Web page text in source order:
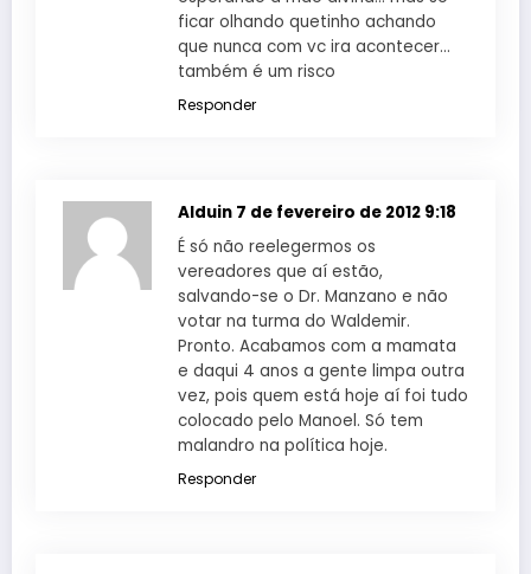
ficar olhando quetinho achando
que nunca com vc ira acontecer…
também é um risco
Responder
Alduin 7 de fevereiro de 2012 9:18
É só não reelegermos os
vereadores que aí estão,
salvando-se o Dr. Manzano e não
votar na turma do Waldemir.
Pronto. Acabamos com a mamata
e daqui 4 anos a gente limpa outra
vez, pois quem está hoje aí foi tudo
colocado pelo Manoel. Só tem
malandro na política hoje.
Responder